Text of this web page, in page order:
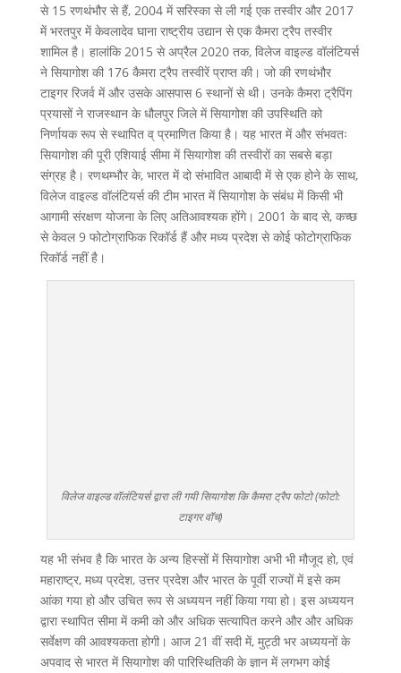
से 15 रणथंभौर से हैं, 2004 में सरिस्का से ली गई एक तस्वीर और 2017
में भरतपुर में केवलादेव घाना राष्ट्रीय उद्यान से एक कैमरा ट्रैप तस्वीर
शामिल है। हालांकि 2015 से अप्रैल 2020 तक, विलेज वाइल्ड वॉलंटियर्स
ने सियागोश की 176 कैमरा ट्रैप तस्वीरें प्राप्त की। जो की रणथंभौर
टाइगर रिजर्व में और उसके आसपास 6 स्थानों से थी। उनके कैमरा ट्रैपिंग
प्रयासों ने राजस्थान के धौलपुर जिले में सियागोश की उपस्थिति को
निर्णायक रूप से स्थापित व् प्रमाणित किया है। यह भारत में और संभवतः
सियागोश की पूरी एशियाई सीमा में सियागोश की तस्वीरों का सबसे बड़ा
संग्रह है। रणथम्भौर के, भारत में दो संभावित आबादी में से एक होने के साथ,
विलेज वाइल्ड वॉलंटियर्स की टीम भारत में सियागोश के संबंध में किसी भी
आगामी संरक्षण योजना के लिए अतिआवश्यक होंगे। 2001 के बाद से, कच्छ
से केवल 9 फोटोग्राफिक रिकॉर्ड हैं और मध्य प्रदेश से कोई फोटोग्राफिक
रिकॉर्ड नहीं है।
विलेज वाइल्ड वॉलंटियर्स द्वारा ली गयी सियागोश कि कैमरा ट्रैप फोटो (फोटो:
टाइगर वॉच)
यह भी संभव है कि भारत के अन्य हिस्सों में सियागोश अभी भी मौजूद हो, एवं
महाराष्ट्र, मध्य प्रदेश, उत्तर प्रदेश और भारत के पूर्वी राज्यों में इसे कम
आंका गया हो और उचित रूप से अध्ययन नहीं किया गया हो। इस अध्ययन
द्वारा स्थापित सीमा में कमी को और अधिक सत्यापित करने और और अधिक
सर्वेक्षण की आवश्यकता होगी। आज 21 वीं सदी में, मुट्ठी भर अध्ययनों के
अपवाद से भारत में सियागोश की पारिस्थितिकी के ज्ञान में लगभग कोई